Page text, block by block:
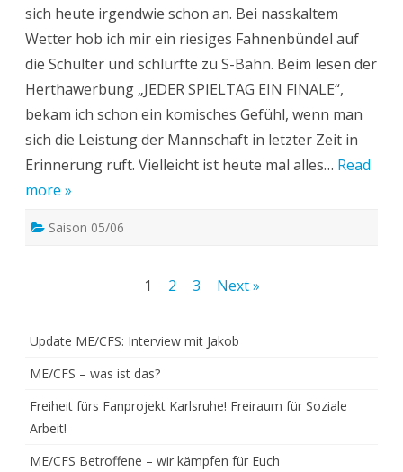
sich heute irgendwie schon an. Bei nasskaltem
Wetter hob ich mir ein riesiges Fahnenbündel auf
die Schulter und schlurfte zu S-Bahn. Beim lesen der
Herthawerbung „JEDER SPIELTAG EIN FINALE“,
bekam ich schon ein komisches Gefühl, wenn man
sich die Leistung der Mannschaft in letzter Zeit in
Erinnerung ruft. Vielleicht ist heute mal alles… Read
more »
Saison 05/06
Beitragsnavigation
1 2 3 Next »
Update ME/CFS: Interview mit Jakob
ME/CFS – was ist das?
Freiheit fürs Fanprojekt Karlsruhe! Freiraum für Soziale
Arbeit!
ME/CFS Betroffene – wir kämpfen für Euch